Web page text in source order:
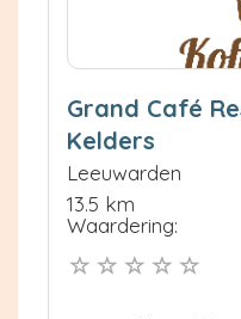
Grand Café
Kelders
Leeuwarden
13.5 km
Waardering: